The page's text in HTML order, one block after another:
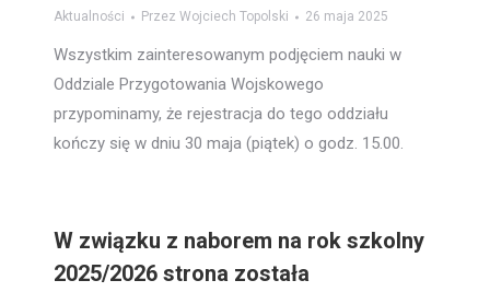
Aktualności PrzezWojciech Topolski 26 maja 2025
Wszystkim zainteresowanym podjęciem nauki w
Oddziale Przygotowania Wojskowego
przypominamy, że rejestracja do tego oddziału
kończy się w dniu 30 maja (piątek) o godz. 15.00.
W związku z naborem na rok szkolny
2025/2026 strona została